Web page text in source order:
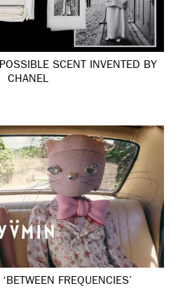
SCENT INVENTED BY
CHANEL
FREQUENCIES’